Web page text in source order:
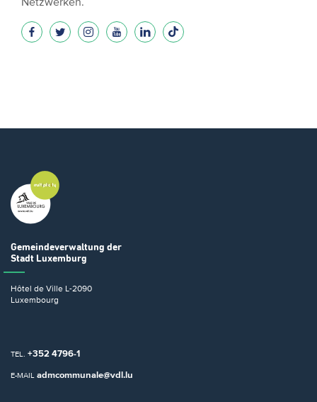
Gemeindeverwaltung der
Stadt Luxemburg
Hôtel de Ville L-2090
Luxembourg
TEL. +352 4796-1
E-MAIL admcommunale@vdl.lu